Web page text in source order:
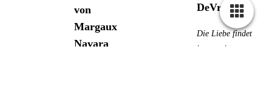
von
Margaux
Navara
DeVries
Die Liebe findet
immer einen